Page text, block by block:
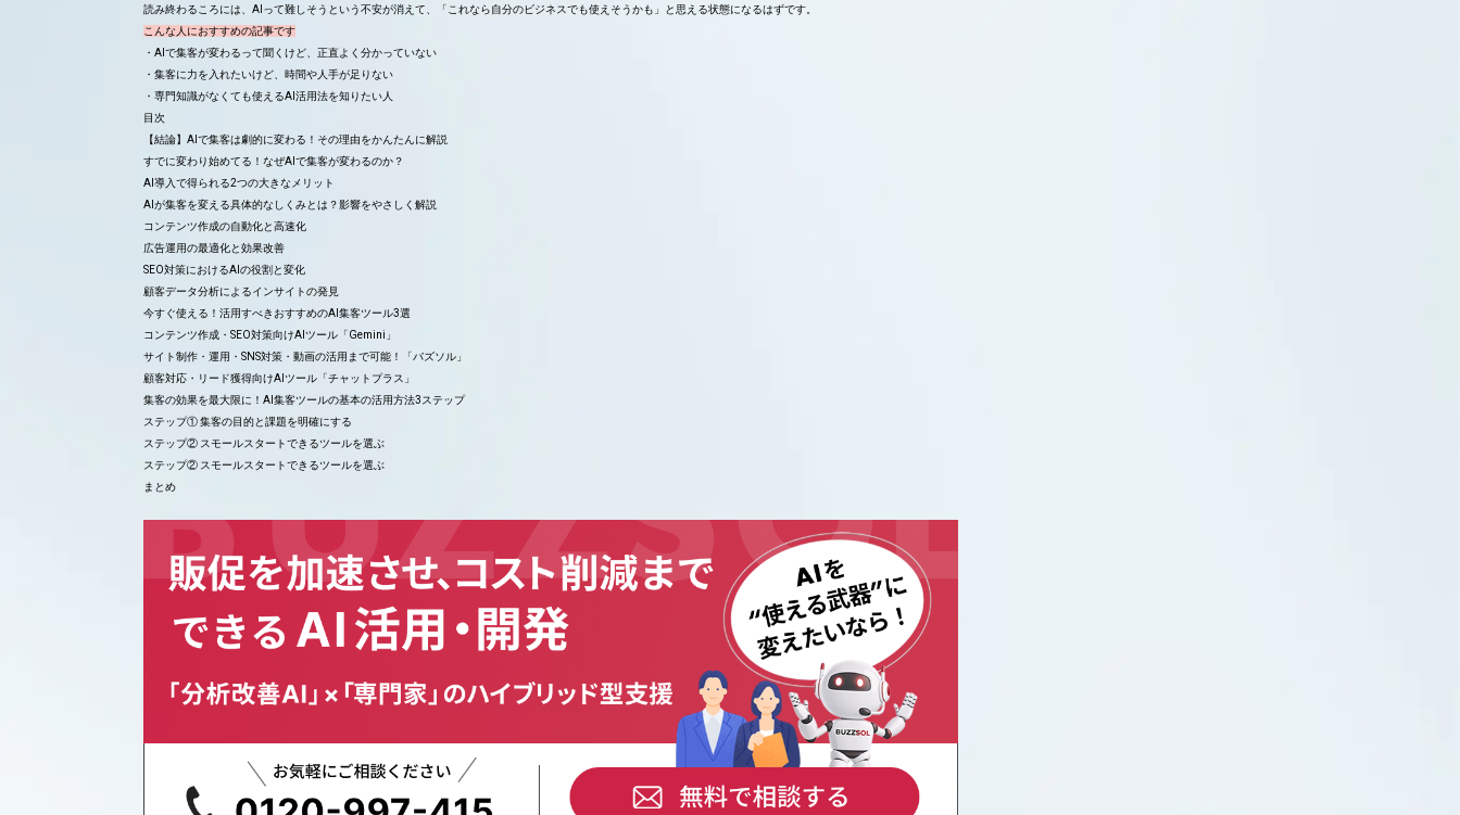
読み終わるころには、AIって難しそうという不安が消えて、「これなら自分のビジネスでも使えそうかも」と思える状態になるはずです。
こんな人におすすめの記事です
・AIで集客が変わるって聞くけど、正直よく分かっていない
・集客に力を入れたいけど、時間や人手が足りない
・専門知識がなくても使えるAI活用法を知りたい人
目次
【結論】AIで集客は劇的に変わる！その理由をかんたんに解説
すでに変わり始めてる！なぜAIで集客が変わるのか？
AI導入で得られる2つの大きなメリット
AIが集客を変える具体的なしくみとは？影響をやさしく解説
コンテンツ作成の自動化と高速化
広告運用の最適化と効果改善
SEO対策におけるAIの役割と変化
顧客データ分析によるインサイトの発見
今すぐ使える！活用すべきおすすめのAI集客ツール3選
コンテンツ作成・SEO対策向けAIツール「Gemini」
サイト制作・運用・SNS対策・動画の活用まで可能！「バズソル」
顧客対応・リード獲得向けAIツール「チャットプラス」
集客の効果を最大限に！AI集客ツールの基本の活用方法3ステップ
ステップ① 集客の目的と課題を明確にする
ステップ② スモールスタートできるツールを選ぶ
ステップ② スモールスタートできるツールを選ぶ
まとめ